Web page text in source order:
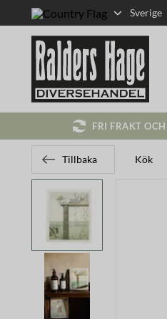
Sverige
FRI FRAKT
Tillbaka Kök